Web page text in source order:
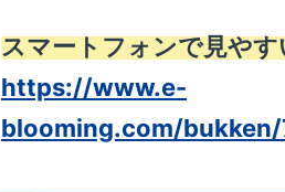
スマートフォンで見や
https://www.e-
blooming.com/